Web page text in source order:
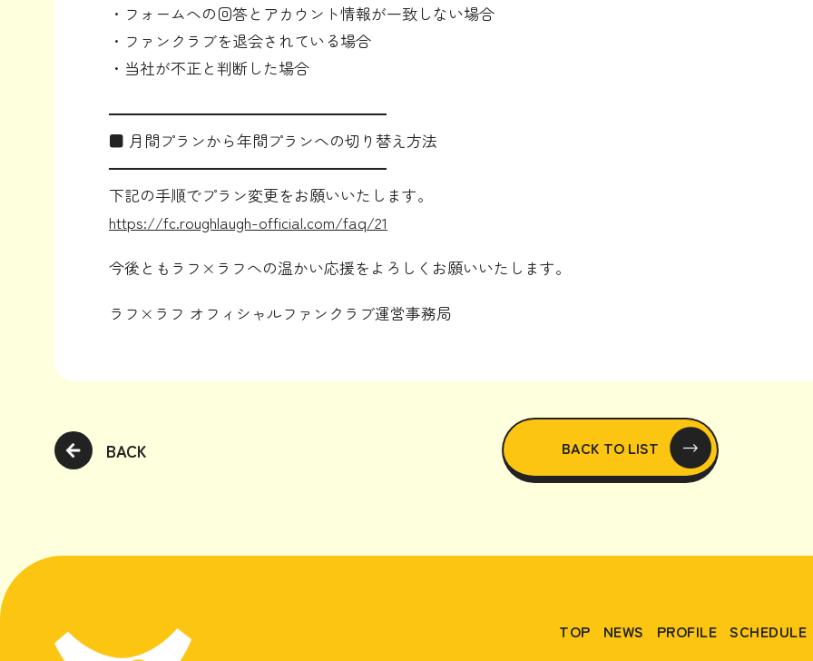
・フォームへの回答とアカウント情報が一致しない場合
・ファンクラブを退会されている場合
・当社が不正と判断した場合
━━━━━━━━━━━━━━━━━━
■ 月間プランから年間プランへの切り替え方法
━━━━━━━━━━━━━━━━━━
下記の手順でプラン変更をお願いいたします。
https://fc.roughlaugh-official.com/faq/21
今後ともラフ×ラフへの温かい応援をよろしくお願いいたします。
ラフ×ラフ オフィシャルファンクラブ運営事務局
BACK BACK TO LIST
TOP NEWS PROFILE SCHEDULE